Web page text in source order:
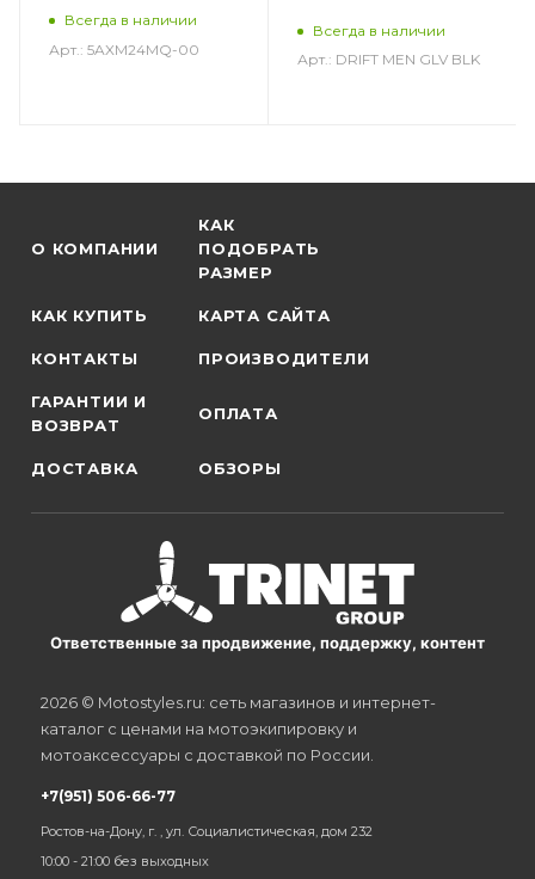
Всегда в наличии
Арт.: 5AXM24MQ-00
Всегда в наличии
Арт.: DRIFT MEN GLV BLK
О КОМПАНИИ
КАК
ПОДОБРАТЬ
РАЗМЕР
КАК КУПИТЬ КАРТА САЙТА
КОНТАКТЫ ПРОИЗВОДИТЕЛИ
ГАРАНТИИ И
ВОЗВРАТ
ОПЛАТА
ДОСТАВКА ОБЗОРЫ
Ответственные за продвижение, поддержку, контент
2026 © Motostyles.ru: сеть магазинов и интернет-
каталог с ценами на мотоэкипировку и
мотоаксессуары с доставкой по России.
+7(951) 506-66-77
Ростов-на-Дону, г. , ул. Социалистическая, дом 232
10:00 - 21:00 без выходных